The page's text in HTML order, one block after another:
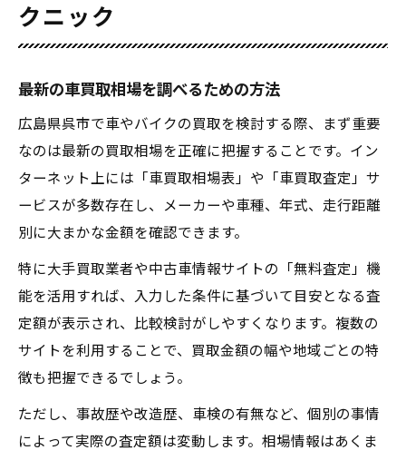
クニック
最新の車買取相場を調べるための方法
広島県呉市で車やバイクの買取を検討する際、まず重要
なのは最新の買取相場を正確に把握することです。イン
ターネット上には「車買取相場表」や「車買取査定」サ
ービスが多数存在し、メーカーや車種、年式、走行距離
別に大まかな金額を確認できます。
特に大手買取業者や中古車情報サイトの「無料査定」機
能を活用すれば、入力した条件に基づいて目安となる査
定額が表示され、比較検討がしやすくなります。複数の
サイトを利用することで、買取金額の幅や地域ごとの特
徴も把握できるでしょう。
ただし、事故歴や改造歴、車検の有無など、個別の事情
によって実際の査定額は変動します。相場情報はあくま